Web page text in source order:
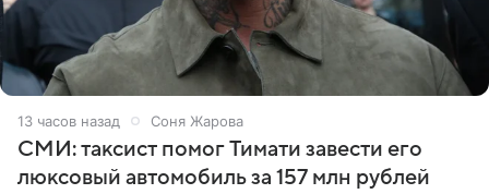
13 часов назад Соня Жарова
СМИ: таксист помог Тимати завести его
люксовый автомобиль за 157 млн рублей